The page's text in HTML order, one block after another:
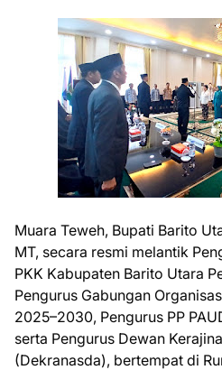
Muara Teweh, Bupati Barito
MT, secara resmi melantik
PKK Kabupaten Barito Utara
Pengurus Gabungan
2025–2030, Pengurus PP
serta Pengurus Dewan
(Dekranasda), bertempat di